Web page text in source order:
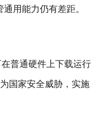
通用能力仍有差距。
普通硬件上下载运行
国家安全威胁，实施